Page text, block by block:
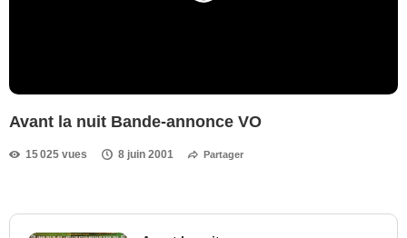
Avant la nuit Bande-annonce VO
15 025 vues 8 juin 2001 Partager